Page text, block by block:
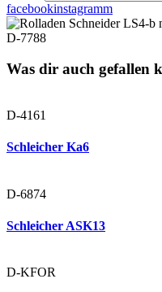
facebookinstagramm
D-7788
Was dir auch gefallen
D-4161
Schleicher Ka6
D-6874
Schleicher ASK13
D-KFOR